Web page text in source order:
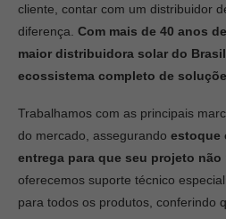
cliente, contar com um distribuidor
diferença. Com mais de 40 anos
maior distribuidora solar do
ecossistema completo de
Trabalhamos com as principais
do mercado, assegurando estoque
entrega para que seu projeto não
oferecemos suporte técnico
para todos os produtos, conferindo